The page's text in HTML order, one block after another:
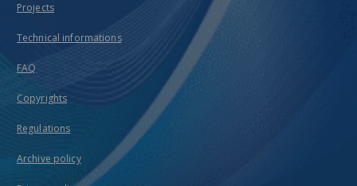
Projects
Technical informations
FAQ
Copyrights
Regulations
Archive policy